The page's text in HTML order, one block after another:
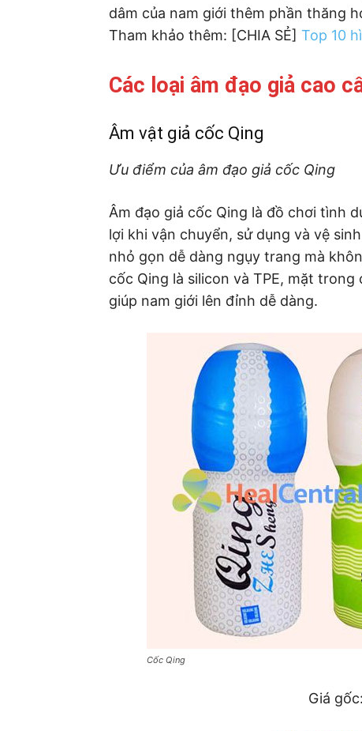
dâm của nam giới thêm phần thăng
Tham khảo thêm: [CHIA SẺ] Top 10
Các loại âm đạo giả cao
Âm vật giả cốc Qing
Ưu điểm của âm đạo giả cốc Qing
Âm đạo giả cốc Qing là đồ chơi tình
lợi khi vận chuyển, sử dụng và vệ
nhỏ gọn dễ dàng ngụy trang mà
cốc Qing là silicon và TPE, mặt
giúp nam giới lên đỉnh dễ dàng.
Cốc Qing
Giá